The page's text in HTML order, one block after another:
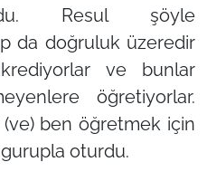
Resul şöyle
da doğruluk üzeredir
ve bunlar
öğretiyorlar.
ben öğretmek için
oturdu.